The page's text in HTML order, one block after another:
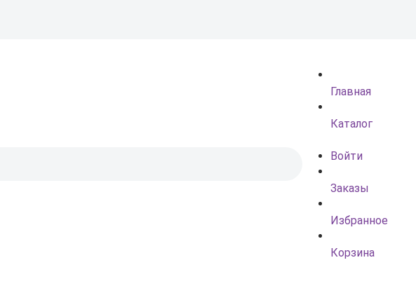
Главная
Каталог
Войти
Заказы
Избранное
Корзина